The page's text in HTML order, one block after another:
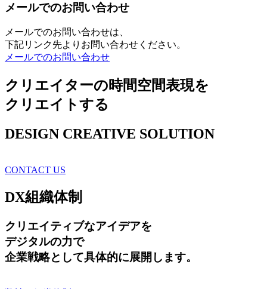
メールでのお問い合わせ
メールでのお問い合わせは、
下記リンク先よりお問い合わせください。
メールでのお問い合わせ
クリエイターの時間空間表現を
クリエイトする
DESIGN CREATIVE SOLUTION
CONTACT US
DX組織体制
クリエイティブなアイデアを
デジタルの力で
企業戦略として具体的に展開します。